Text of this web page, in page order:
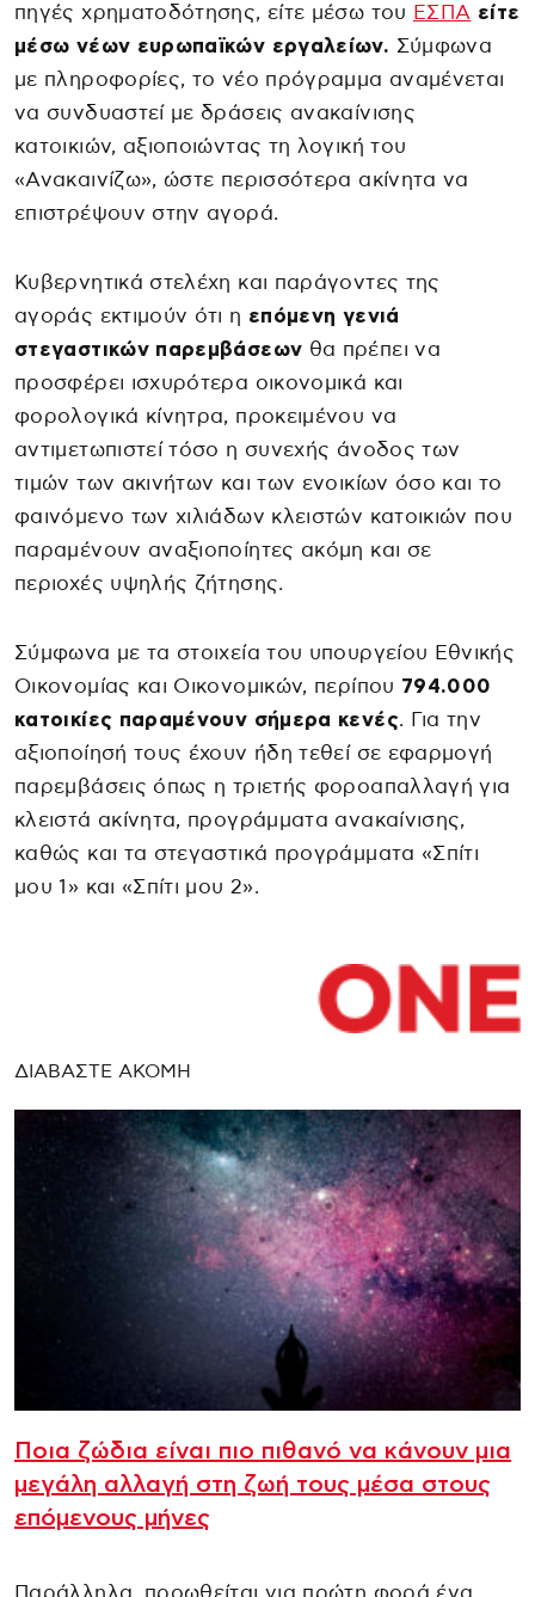
πηγές χρηματοδότησης, είτε μέσω του ΕΣΠΑ είτε
μέσω νέων ευρωπαϊκών εργαλείων. Σύμφωνα
με πληροφορίες, το νέο πρόγραμμα αναμένεται
να συνδυαστεί με δράσεις ανακαίνισης
κατοικιών, αξιοποιώντας τη λογική του
«Ανακαινίζω», ώστε περισσότερα ακίνητα να
επιστρέψουν στην αγορά.
Κυβερνητικά στελέχη και παράγοντες της
αγοράς εκτιμούν ότι η επόμενη γενιά
στεγαστικών παρεμβάσεων θα πρέπει να
προσφέρει ισχυρότερα οικονομικά και
φορολογικά κίνητρα, προκειμένου να
αντιμετωπιστεί τόσο η συνεχής άνοδος των
τιμών των ακινήτων και των ενοικίων όσο και το
φαινόμενο των χιλιάδων κλειστών κατοικιών που
παραμένουν αναξιοποίητες ακόμη και σε
περιοχές υψηλής ζήτησης.
Σύμφωνα με τα στοιχεία του υπουργείου Εθνικής
Οικονομίας και Οικονομικών, περίπου 794.000
κατοικίες παραμένουν σήμερα κενές. Για την
αξιοποίησή τους έχουν ήδη τεθεί σε εφαρμογή
παρεμβάσεις όπως η τριετής φοροαπαλλαγή για
κλειστά ακίνητα, προγράμματα ανακαίνισης,
καθώς και τα στεγαστικά προγράμματα «Σπίτι
μου 1» και «Σπίτι μου 2».
ΔΙΑΒΑΣΤΕ ΑΚΟΜΗ
Ποια ζώδια είναι πιο πιθανό να κάνουν μια
μεγάλη αλλαγή στη ζωή τους μέσα στους
επόμενους μήνες
Παράλληλα, προωθείται για πρώτη φορά ένα